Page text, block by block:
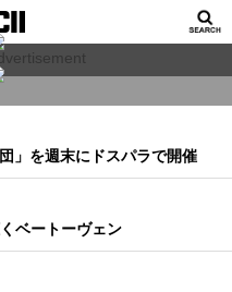
」を週末にドスパラで開催
ベートーヴェン